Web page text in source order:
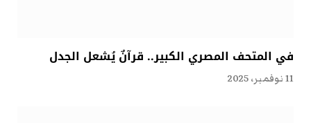
في المتحف المصري الكبير.. قرآنٌ يُشعل الجدل
11 نوفمبر، 2025